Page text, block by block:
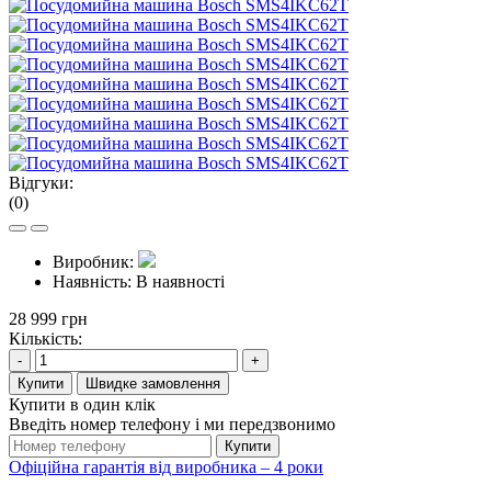
Відгуки:
(0)
Виробник:
Наявність: В наявності
28 999 грн
Кількість:
-
+
Купити
Швидке замовлення
Купити в один клік
Введіть номер телефону і ми передзвонимо
Купити
Офіційна гарантія від виробника – 4 роки